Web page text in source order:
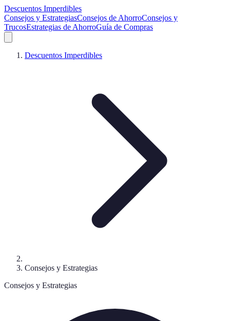
Descuentos Imperdibles
Consejos y EstrategiasConsejos de AhorroConsejos y
TrucosEstrategias de AhorroGuía de Compras
Descuentos Imperdibles
Consejos y Estrategias
Consejos y Estrategias